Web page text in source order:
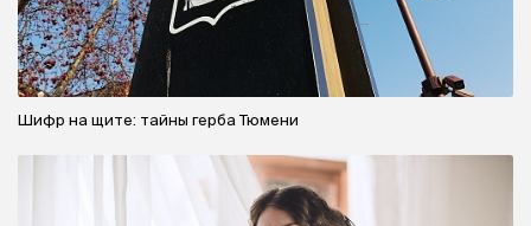
Шифр на щите: тайны герба Тюмени